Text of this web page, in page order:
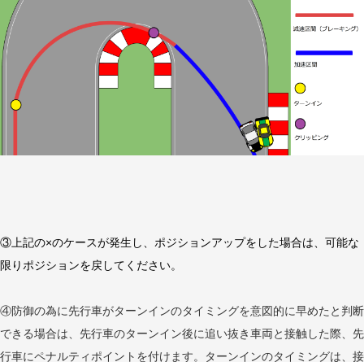
③上記の×のケースが発生し、ポジションアップをした場合は、可能な
限りポジションを戻してください。
④防御の為に先行車がターンインのタイミングを意図的に早めたと判断
できる場合は、先行車のターンイン後に追い抜き車両と接触した際、先
行車にペナルティポイントを付けます。ターンインのタイミングは、接